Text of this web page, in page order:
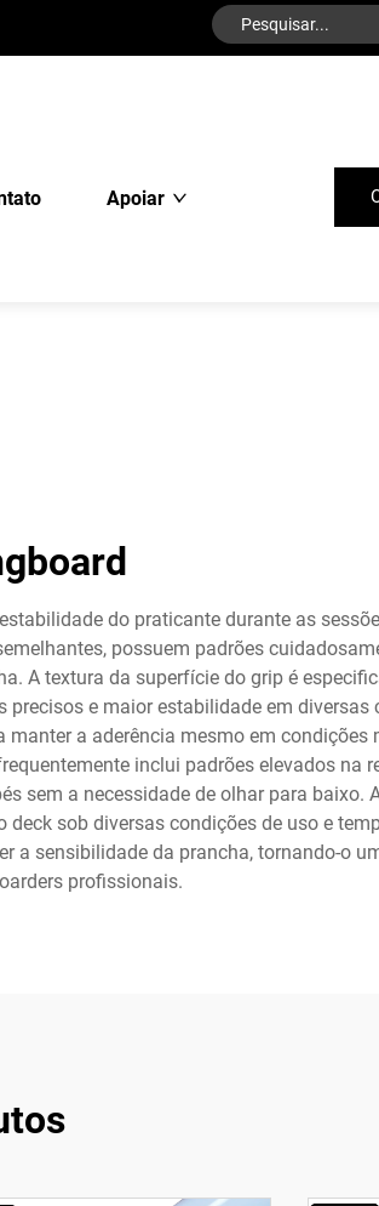
Apoiar
do praticante durante as
possuem padrões
A textura da superfície do grip é
e maior estabilidade em diversas
a aderência mesmo em condições
inclui padrões elevados na
sem a necessidade de olhar para baixo.
sob diversas condições de uso e
a sensibilidade da prancha, tornando-o
profissionais.